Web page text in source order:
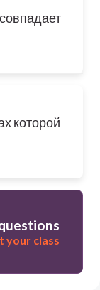
которой
your class